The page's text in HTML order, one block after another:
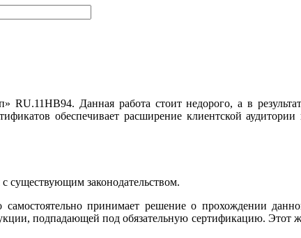
Данная работа стоит недорого, а в
обеспечивает расширение клиентской аудитории
существующим законодательством.
самостоятельно принимает решение о прохождении
подпадающей под обязательную сертификацию. Этот